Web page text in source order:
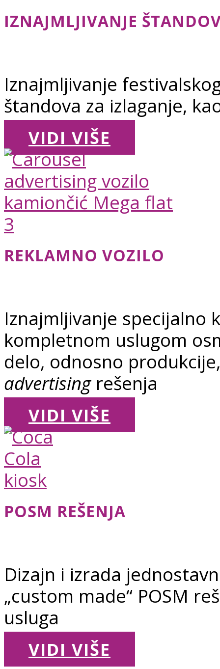
IZNAJMLJIVANJE
Iznajmljivanje
štandova za izlaganje,
VIDI VIŠE
REKLAMNO VOZILO
Iznajmljivanje specijalno
kompletnom uslugom
delo, odnosno
advertising rešenja
VIDI VIŠE
POSM REŠENJA
Dizajn i izrada
„custom made“ POSM
usluga
VIDI VIŠE